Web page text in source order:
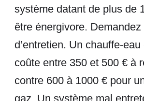
système datant de plus de
être énergivore.
d’entretien. Un chauffe-
coûte entre 350 et 500 € à
contre 600 à 1000 € pour
gaz. Un système mal